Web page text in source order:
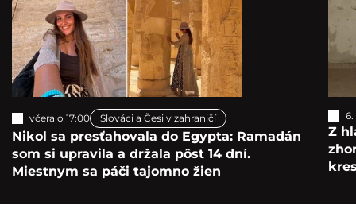
včera o 17:00 Slováci a Česi v zahraničí
Nikol sa presťahovala do Egypta: Ramadán
som si upravila a držala pôst 14 dní.
Miestnym sa páči tajomno žien
Z